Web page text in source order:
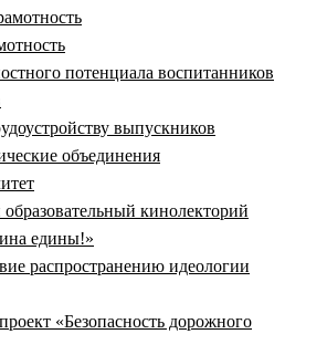
потенциала воспитанников
выпускников
объединения
кинолекторий
едины!»
распространению идеологии
«Безопасность дорожного